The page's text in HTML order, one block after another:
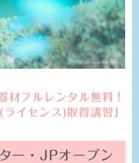
材フルレンタル無料！
イセンス)取得講習」
ー・JPオープン